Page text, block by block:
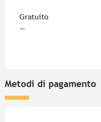
Gratuito
—
Metodi di pagamento